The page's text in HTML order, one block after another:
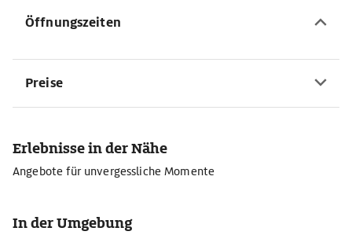
Öffnungszeiten
Preise
Erlebnisse in der Nähe
Angebote für unvergessliche Momente
In der Umgebung